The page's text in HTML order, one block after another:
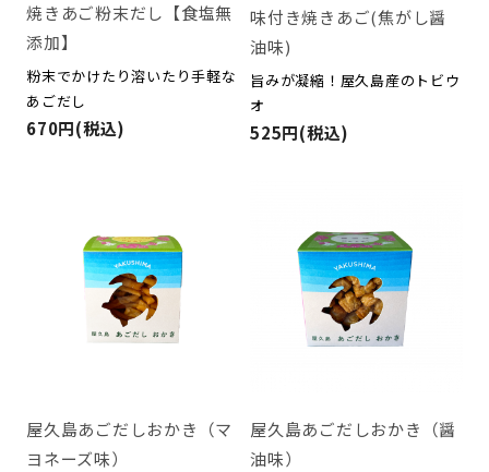
焼きあご粉末だし【食塩無
添加】
粉末でかけたり溶いたり手軽な
あごだし
670円(税込)
味付き焼きあご(焦がし醤
油味)
旨みが凝縮！屋久島産のトビウ
オ
525円(税込)
屋久島あごだしおかき（マ
ヨネーズ味）
屋久島あごだしおかき（醤
油味）